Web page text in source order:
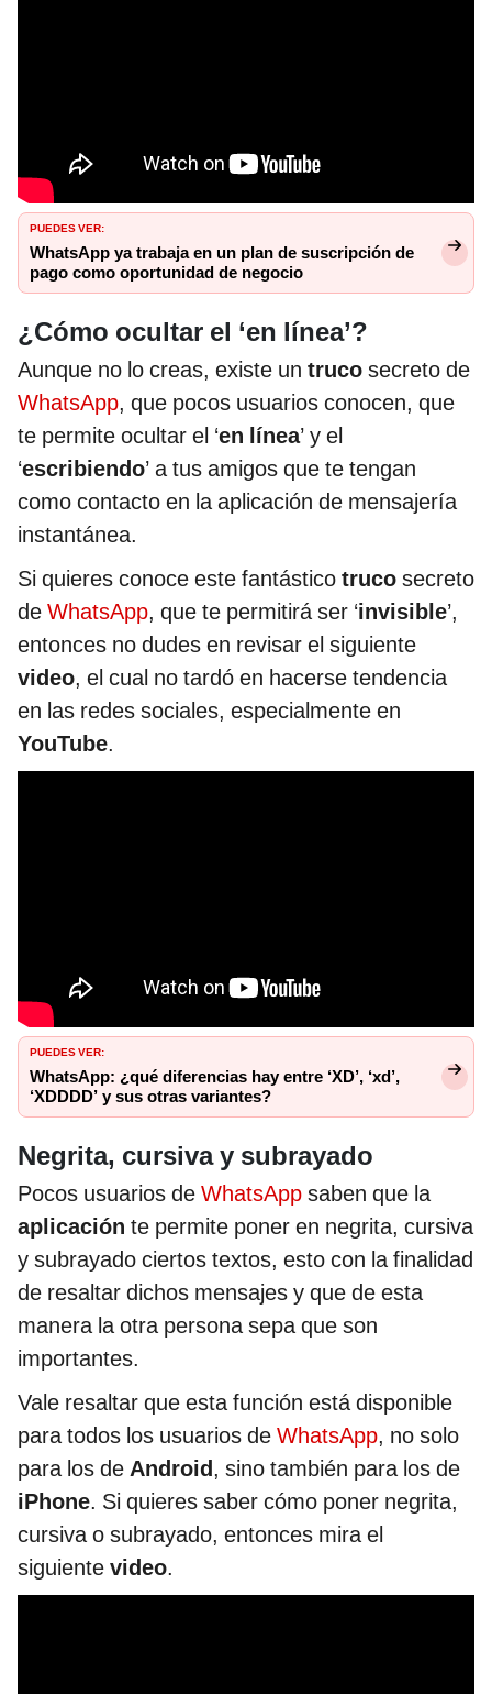
PUEDES VER:
WhatsApp ya trabaja en un plan de suscripción de
pago como oportunidad de negocio
¿Cómo ocultar el ‘en línea’?
Aunque no lo creas, existe un truco secreto de
WhatsApp, que pocos usuarios conocen, que
te permite ocultar el ‘en línea’ y el
‘escribiendo’ a tus amigos que te tengan
como contacto en la aplicación de mensajería
instantánea.
Si quieres conoce este fantástico truco secreto
de WhatsApp, que te permitirá ser ‘invisible’,
entonces no dudes en revisar el siguiente
video, el cual no tardó en hacerse tendencia
en las redes sociales, especialmente en
YouTube.
PUEDES VER:
WhatsApp: ¿qué diferencias hay entre ‘XD’, ‘xd’,
‘XDDDD’ y sus otras variantes?
Negrita, cursiva y subrayado
Pocos usuarios de WhatsApp saben que la
aplicación te permite poner en negrita, cursiva
y subrayado ciertos textos, esto con la finalidad
de resaltar dichos mensajes y que de esta
manera la otra persona sepa que son
importantes.
Vale resaltar que esta función está disponible
para todos los usuarios de WhatsApp, no solo
para los de Android, sino también para los de
iPhone. Si quieres saber cómo poner negrita,
cursiva o subrayado, entonces mira el
siguiente video.